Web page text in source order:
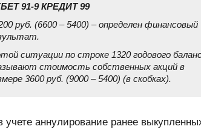
91-9 КРЕДИТ 99
руб. (6600 – 5400) – определен финансовый
ситуации по строке 1320 годового
стоимость собственных акций в
3600 руб. (9000 – 5400) (в скобках).
учете аннулирование ранее